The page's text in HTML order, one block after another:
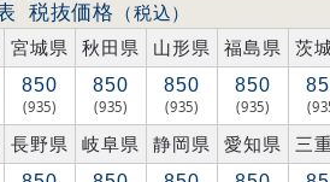
税抜価格 （税込）
宮城県 秋田県 山形県 福島県 茨
850
(935)
850
(935)
850
(935)
850
(935)
長野県 岐阜県 静岡県 愛知県 三